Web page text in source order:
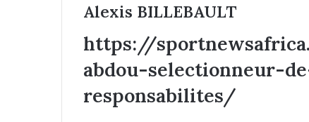
Alexis BILLEBAULT
https://
abdou-selectionneur-
responsabilites/